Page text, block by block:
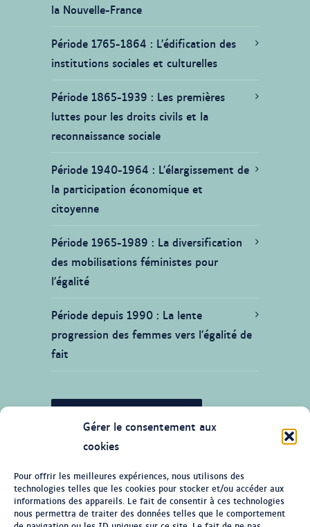
Gérer le consentement aux
cookies
Pour offrir les meilleures expériences, nous utilisons des
technologies telles que les cookies pour stocker et/ou accéder aux
informations des appareils. Le fait de consentir à ces technologies
nous permettra de traiter des données telles que le comportement
la Nouvelle-France
Période 1765-1864
L’édification des
institutions sociales et culturelles
Période 1865-1939
Les premières
luttes pour les droits civils et la
reconnaissance sociale
Période 1940-1964
L’élargissement de
la participation économique et
citoyenne
Période 1965-1989
La diversification
des mobilisations féministes pour
l’égalité
Période depuis 1990 La lente
progression des femmes vers l’égalité de
fait
© Tous droits réservés 2026 Ligne du
temps de l'histoire des femmes au